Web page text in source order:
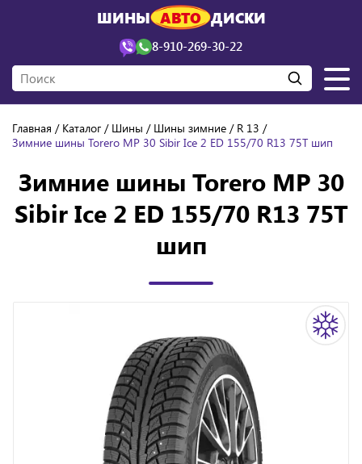
ШИНЫ АВТО ДИСКИ
8-910-269-30-22
Главная Каталог Шины Шины зимние
R 13
Зимние шины Torero MP 30 Sibir Ice 2 ED 155/70 R13 75T шип
Зимние шины Torero MP 30
Sibir Ice 2 ED 155/70 R13 75T
шип